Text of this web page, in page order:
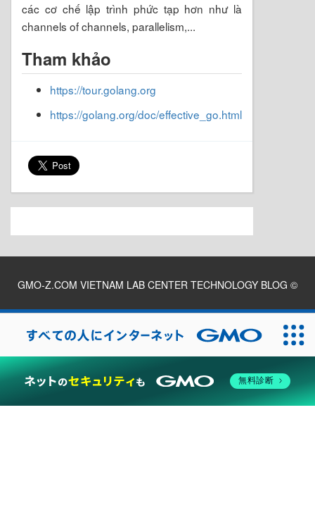
các cơ chế lập trình phức tạp hơn như là
channels of channels, parallelism,...
Tham khảo
https://tour.golang.org
https://golang.org/doc/effective_go.html
GMO-Z.COM VIETNAM LAB CENTER TECHNOLOGY BLOG ©
2026
無料診断